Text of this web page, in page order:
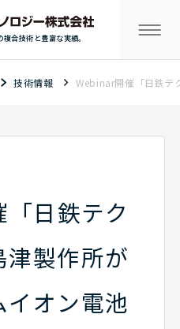
合技術と豊富な実績。
技術情報 Webinar開催「日鉄テ
日鉄テク
製作所が
オン電池